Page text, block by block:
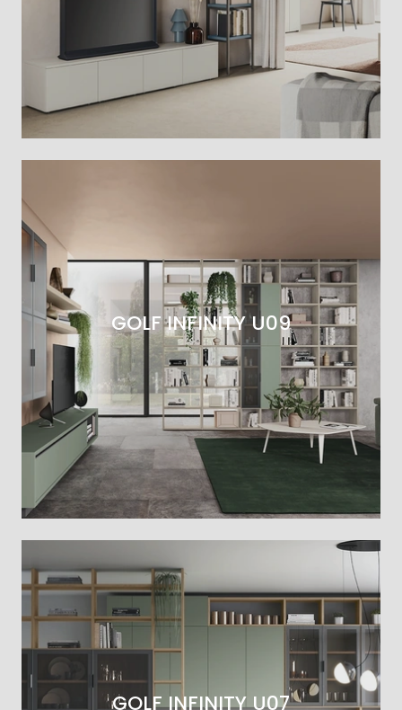
GOLF INFINITY U09
GOLF INFINITY U07